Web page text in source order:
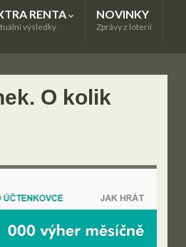
RENTA
výsledky
NOVINKY
Zprávy z loterií
O kolik